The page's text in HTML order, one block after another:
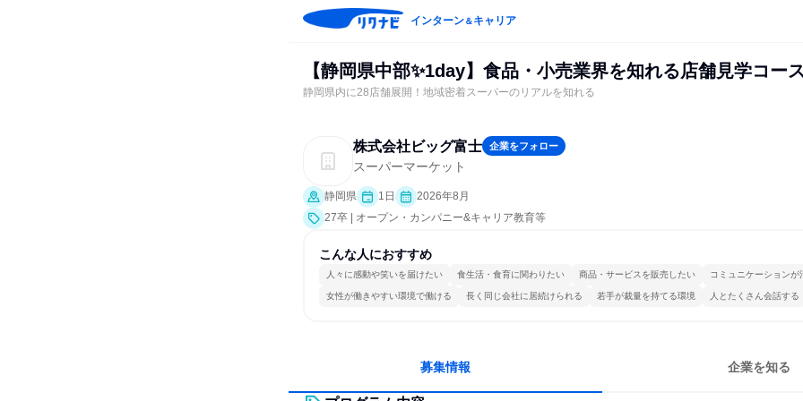
インターン＆キャリア
【静岡県中部✨1day】食品・小売業界を知れる店舗見学コー
静岡県内に28店舗展開！地域密着スーパーのリアルを知れる
株式会社ビッグ富士 企業をフォロー
スーパーマーケット
静岡県 1日
2026年8月
27卒 | オープン・カンパニー&キャリア教育等
こんな人におすすめ
人々に感動や笑いを届けたい 食生活・食育に関わりたい 商品・サービスを販売したい コミュニケーションが
女性が働きやすい環境で働ける 長く同じ会社に居続けられる 若手が裁量を持てる環境 人とたくさん会話する
募集情報 企業を知る